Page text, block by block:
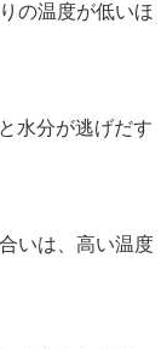
の温度が低いほ
分が逃げだす
いは、高い温度